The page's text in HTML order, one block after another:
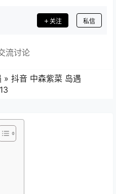
关注 私信
流讨论
» 抖音 中森紫菜 岛遇